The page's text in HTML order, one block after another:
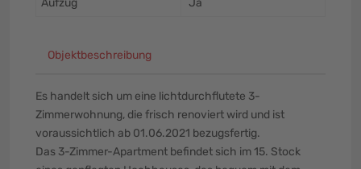
Aufzug
Ja
Objektbeschreibung
Es handelt sich um eine lichtdurchflutete 3-
Zimmerwohnung, die frisch renoviert wird und ist
voraussichtlich ab 01.06.2021 bezugsfertig.
Das 3-Zimmer-Apartment befindet sich im 15. Stock